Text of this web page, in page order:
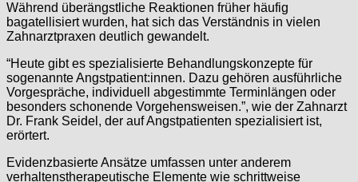
Während überängstliche Reaktionen früher häufig
bagatellisiert wurden, hat sich das Verständnis in vielen
Zahnarztpraxen deutlich gewandelt.
“Heute gibt es spezialisierte Behandlungskonzepte für
sogenannte Angstpatient:innen. Dazu gehören ausführliche
Vorgespräche, individuell abgestimmte Terminlängen oder
besonders schonende Vorgehensweisen.”, wie der Zahnarzt
Dr. Frank Seidel, der auf Angstpatienten spezialisiert ist,
erörtert.
Evidenzbasierte Ansätze umfassen unter anderem
verhaltenstherapeutische Elemente wie schrittweise